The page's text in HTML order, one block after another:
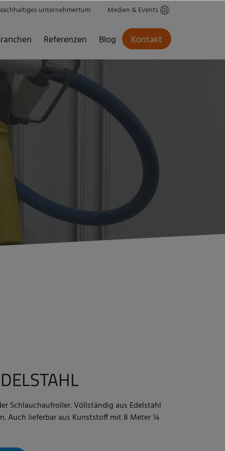
unternehmertum Medien & Events
Referenzen Blog Kontakt
Schlauchaufroller. Völlständig aus Edelstahl
Auch lieferbar aus Kunststoff mit 8 Meter ¼